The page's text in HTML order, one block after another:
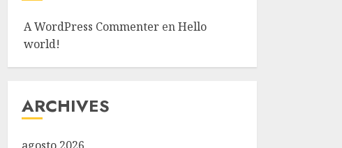
A WordPress Commenter enHello
world!
ARCHIVES